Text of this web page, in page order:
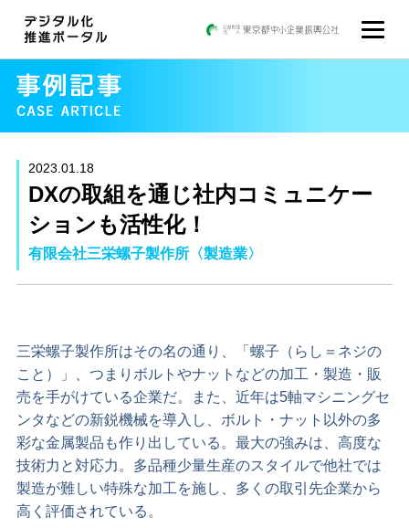
2023.01.18
DXの取組を通じ社内コミュニケー
ションも活性化！
有限会社三栄螺子製作所〈製造業〉
三栄螺子製作所はその名の通り、「螺子（らし＝ネジの
こと）」、つまりボルトやナットなどの加工・製造・販
売を手がけている企業だ。また、近年は5軸マシニングセ
ンタなどの新鋭機械を導入し、ボルト・ナット以外の多
彩な金属製品も作り出している。最大の強みは、高度な
技術力と対応力。多品種少量生産のスタイルで他社では
製造が難しい特殊な加工を施し、多くの取引先企業から
高く評価されている。